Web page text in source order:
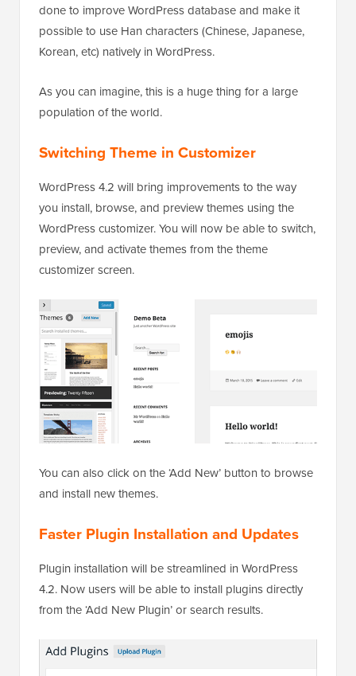
done to improve WordPress database and make it
possible to use Han characters (Chinese, Japanese,
Korean, etc) natively in WordPress.
As you can imagine, this is a huge thing for a large
population of the world.
Switching Theme in Customizer
WordPress 4.2 will bring improvements to the way
you install, browse, and preview themes using the
WordPress customizer. You will now be able to switch,
preview, and activate themes from the theme
customizer screen.
You can also click on the ‘Add New’ button to browse
and install new themes.
Faster Plugin Installation and Updates
Plugin installation will be streamlined in WordPress
4.2. Now users will be able to install plugins directly
from the ‘Add New Plugin’ or search results.